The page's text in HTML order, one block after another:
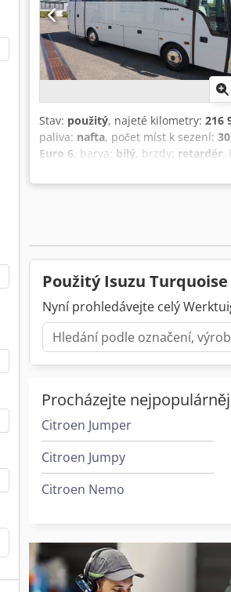
Stav: použitý, najeté kilometry: 216
paliva: nafta, počet míst k sezení: 30
Euro 6, barva: bílý, brzdy: retardér,
Použitý Isuzu Turquoise
Nyní prohledávejte celý
Procházejte
Citroen Jumper
Citroen Jumpy
Citroen Nemo